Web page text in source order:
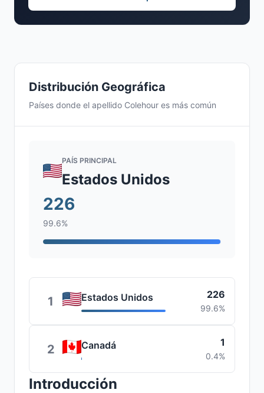
Distribución Geográfica
Países donde el apellido Colehour es más común
PAÍS PRINCIPAL
Estados Unidos
226
99.6%
1 Estados Unidos 226
99.6%
2 Canadá 1
0.4%
Introducción